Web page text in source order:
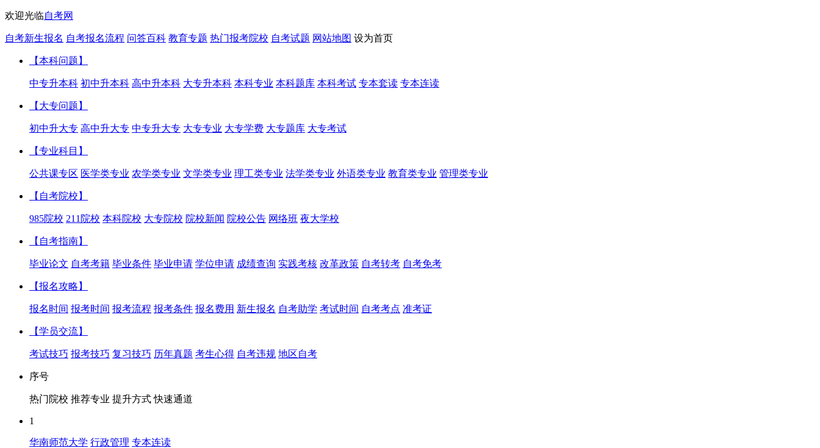
欢迎光临自考网
自考新生报名 自考报名流程 问答百科 教育专题 热门报考院校 自考试题 网站地图 设为首页
【本科问题】
中专升本科 初中升本科 高中升本科 大专升本科 本科专业 本科题库 本科考试 专本套读 专本连读
【大专问题】
初中升大专 高中升大专 中专升大专 大专专业 大专学费 大专题库 大专考试
【专业科目】
公共课专区 医学类专业 农学类专业 文学类专业 理工类专业 法学类专业 外语类专业 教育类专业 管理类专业
【自考院校】
985院校 211院校 本科院校 大专院校 院校新闻 院校公告 网络班 夜大学校
【自考指南】
毕业论文 自考考籍 毕业条件 毕业申请 学位申请 成绩查询 实践考核 改革政策 自考转考 自考免考
【报名攻略】
报名时间 报考时间 报考流程 报考条件 报名费用 新生报名 自考助学 考试时间 自考考点 准考证
【学员交流】
考试技巧 报考技巧 复习技巧 历年真题 考生心得 自考违规 地区自考
序号
热门院校 推荐专业 提升方式 快速通道
1
华南师范大学 行政管理 专本连读